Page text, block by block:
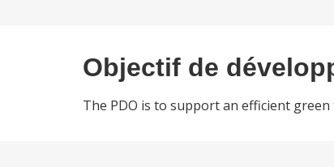
Objectif de
The PDO is to support an efficient